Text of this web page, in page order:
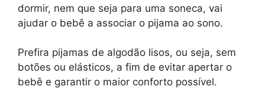
dormir, nem que seja para uma soneca, vai
ajudar o bebê a associar o pijama ao sono.
Prefira pijamas de algodão lisos, ou seja, sem
botões ou elásticos, a fim de evitar apertar o
bebê e garantir o maior conforto possível.